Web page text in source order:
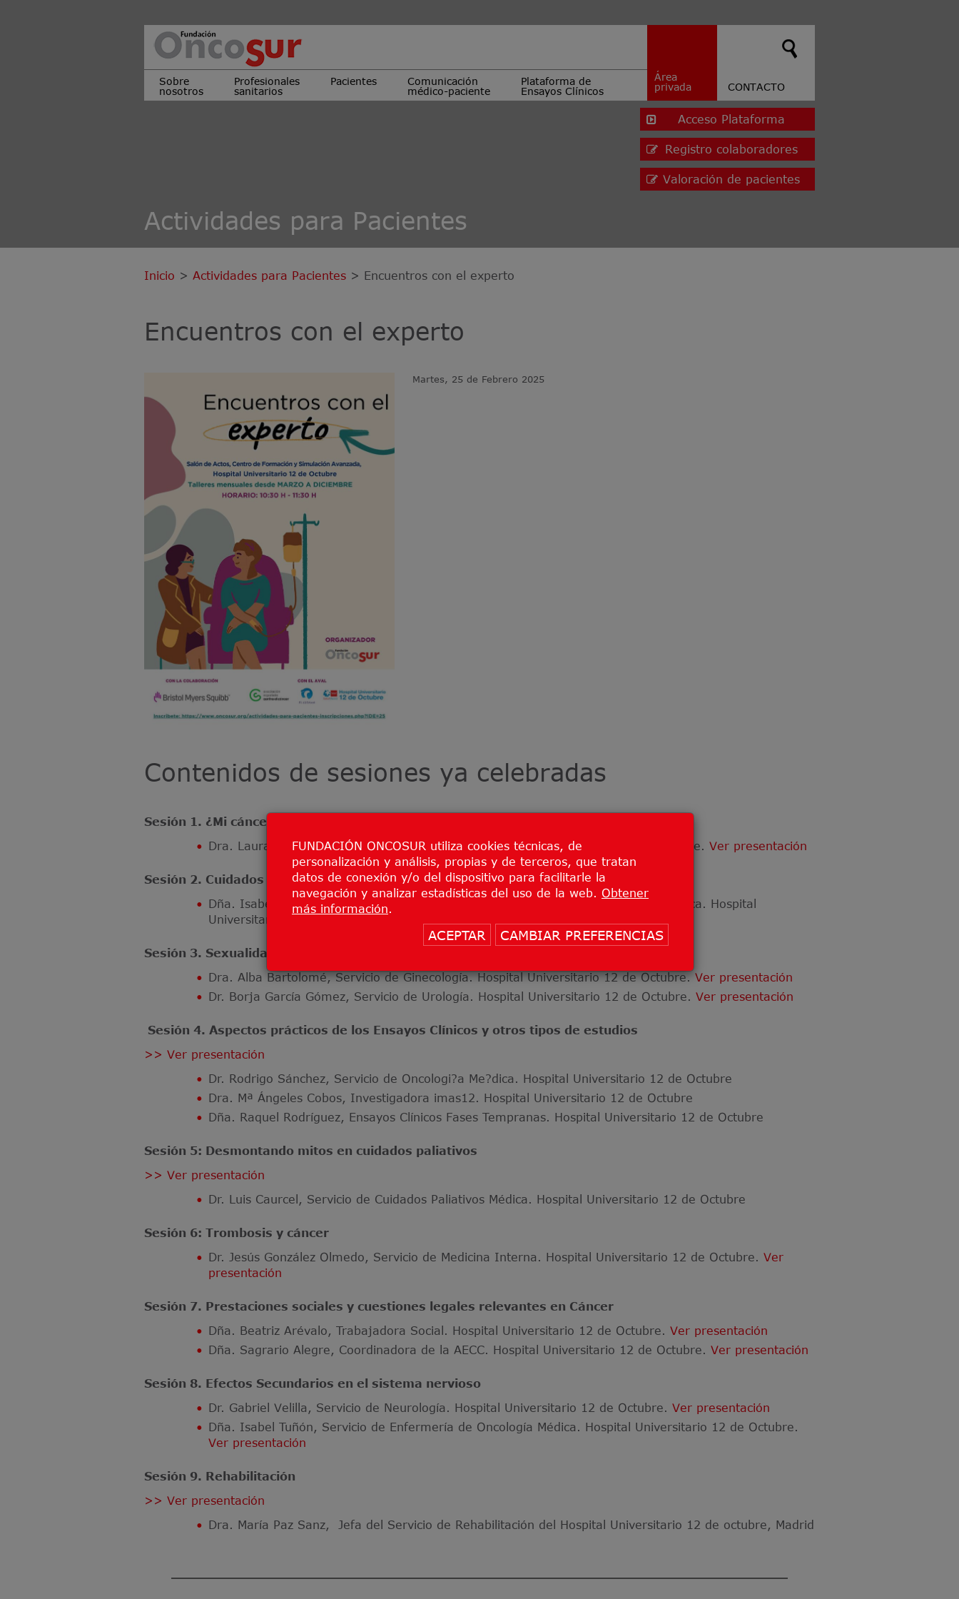
FUNDACIÓN ONCOSUR utiliza cookies técnicas, de
personalización y análisis, propias y de terceros, que tratan
datos de conexión y/o del dispositivo para facilitarle la
navegación y analizar estadísticas del uso de la web. Obtener
más información.
ACEPTAR CAMBIAR PREFERENCIAS
Sobre
nosotros
Profesionales
sanitarios
Pacientes
Comunicación
médico-paciente
Plataforma de
Ensayos Clínicos
Área
privada
CONTACTO
Acceso Plataforma
Registro colaboradores
Valoración de pacientes
Actividades para Pacientes
Inicio > Actividades para Pacientes > Encuentros con el experto
Encuentros con el experto
Martes, 25 de Febrero 2025
Contenidos de sesiones ya celebradas
Sesión 1. ¿Mi cáncer es hereditario?
Dra. Laura Lema, Servicio de Oncología Médica. Hospital Universitario 12 de Octubre. Ver presentación
Sesión 2. Cuidados de la piel.
Dña. Isabel Tuñón y Dña. Sara Sánchez, Servicio de Enfermería de Oncología Médica. Hospital
Universitario 12 de Octubre.
Sesión 3. Sexualidad y cáncer
Dra. Alba Bartolomé, Servicio de Ginecología. Hospital Universitario 12 de Octubre. Ver presentación
Dr. Borja García Gómez, Servicio de Urología. Hospital Universitario 12 de Octubre. Ver presentación
Sesión 4. Aspectos prácticos de los Ensayos Clínicos y otros tipos de estudios
>> Ver presentación
Dr. Rodrigo Sánchez, Servicio de Oncologi?a Me?dica. Hospital Universitario 12 de Octubre
Dra. Mª Ángeles Cobos, Investigadora imas12. Hospital Universitario 12 de Octubre
Dña. Raquel Rodríguez, Ensayos Clínicos Fases Tempranas. Hospital Universitario 12 de Octubre
Sesión 5: Desmontando mitos en cuidados paliativos
>> Ver presentación
Dr. Luis Caurcel, Servicio de Cuidados Paliativos Médica. Hospital Universitario 12 de Octubre
Sesión 6: Trombosis y cáncer
Dr. Jesús González Olmedo, Servicio de Medicina Interna. Hospital Universitario 12 de Octubre. Ver
presentación
Sesión 7. Prestaciones sociales y cuestiones legales relevantes en Cáncer
Dña. Beatriz Arévalo, Trabajadora Social. Hospital Universitario 12 de Octubre. Ver presentación
Dña. Sagrario Alegre, Coordinadora de la AECC. Hospital Universitario 12 de Octubre. Ver presentación
Sesión 8. Efectos Secundarios en el sistema nervioso
Dr. Gabriel Velilla, Servicio de Neurología. Hospital Universitario 12 de Octubre. Ver presentación
Dña. Isabel Tuñón, Servicio de Enfermería de Oncología Médica. Hospital Universitario 12 de Octubre.
Ver presentación
Sesión 9. Rehabilitación
>> Ver presentación
Dra. María Paz Sanz, Jefa del Servicio de Rehabilitación del Hospital Universitario 12 de octubre, Madrid